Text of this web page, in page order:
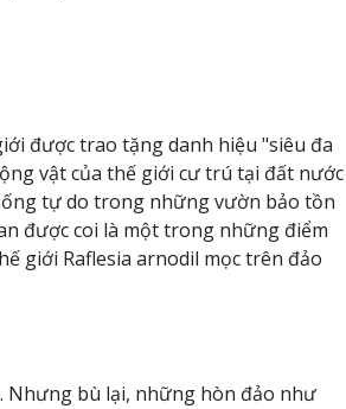
được trao tặng danh hiệu "siêu đa
vật của thế giới cư trú tại đất nước
tự do trong những vườn bảo tồn
được coi là một trong những điểm
giới Raflesia arnodil mọc trên đảo
Nhưng bù lại, những hòn đảo như